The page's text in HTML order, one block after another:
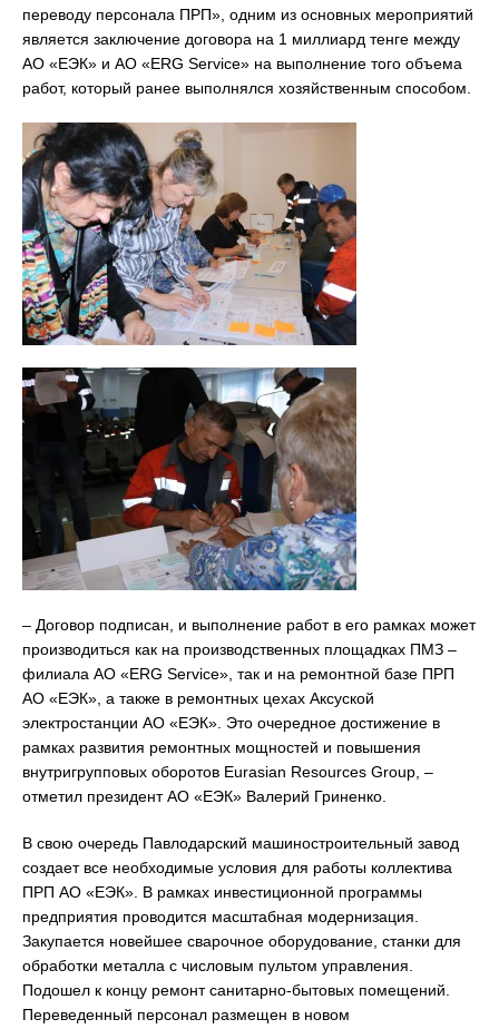
переводу персонала ПРП», одним из основных мероприятий
является заключение договора на 1 миллиард тенге между
АО «ЕЭК» и АО «ERG Service» на выполнение того объема
работ, который ранее выполнялся хозяйственным способом.
– Договор подписан, и выполнение работ в его рамках может
производиться как на производственных площадках ПМЗ –
филиала АО «ERG Service», так и на ремонтной базе ПРП
АО «ЕЭК», а также в ремонтных цехах Аксуской
электростанции АО «ЕЭК». Это очередное достижение в
рамках развития ремонтных мощностей и повышения
внутригрупповых оборотов Eurasian Resources Group, –
отметил президент АО «ЕЭК» Валерий Гриненко.
В свою очередь Павлодарский машиностроительный завод
создает все необходимые условия для работы коллектива
ПРП АО «ЕЭК». В рамках инвестиционной программы
предприятия проводится масштабная модернизация.
Закупается новейшее сварочное оборудование, станки для
обработки металла с числовым пультом управления.
Подошел к концу ремонт санитарно-бытовых помещений.
Переведенный персонал размещен в новом